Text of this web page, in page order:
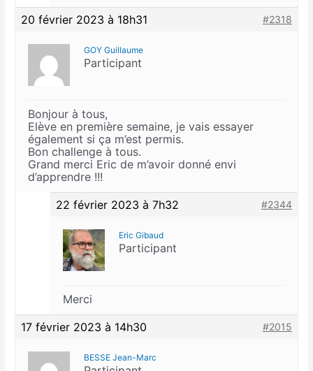
20 février 2023 à 18h31
#2318
GOY Guillaume
Participant
Bonjour à tous,
Elève en première semaine, je vais essayer
également si ça m’est permis.
Bon challenge à tous.
Grand merci Eric de m’avoir donné envi
d’apprendre !!!
22 février 2023 à 7h32
#2344
Eric Gibaud
Participant
Merci
17 février 2023 à 14h30
#2015
BESSE Jean-Marc